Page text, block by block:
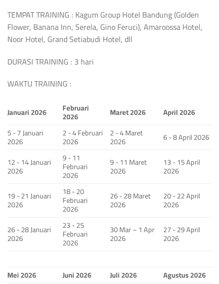
TEMPAT TRAINING : Kagum Group Hotel Bandung (Golden
Flower, Banana Inn, Serela, Gino Feruci), Amaroossa Hotel,
Noor Hotel, Grand Setiabudi Hotel, dll
DURASI TRAINING : 3 hari
WAKTU TRAINING :
Januari 2026 Februari
2026 Maret 2026
April 2026
5 - 7 Januari
2026
2 - 4 Februari
2026
2 - 4 Maret
2026
6 - 8 April 2026
12 - 14 Januari
2026
9 - 11
Februari
2026
9 - 11 Maret
2026
13 - 15 April
2026
19 - 21 Januari
2026
18 - 20
Februari
2026
26 - 28 Maret
2026
20 - 22 April
2026
26 - 28 Januari
2026
23 - 25
Februari
2026
30 Mar – 1 Apr
2026
27 - 29 April
2026
Mei 2026 Juni 2026 Juli 2026
Agustus 2026